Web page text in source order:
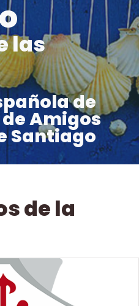
las
de
Amigos
Santiago
de la